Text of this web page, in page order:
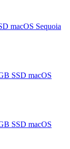
macOS Sequoia
SSD macOS
SSD macOS